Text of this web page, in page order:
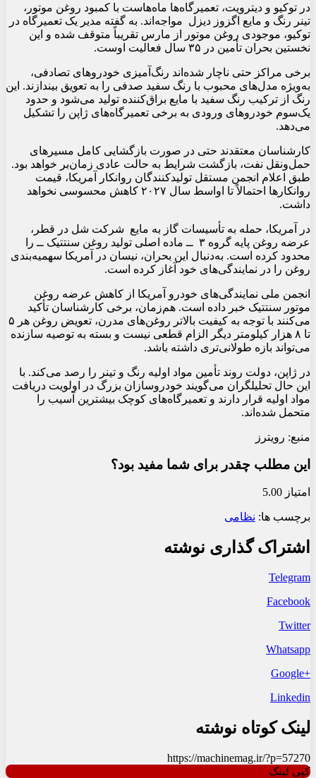
در توکیو و دیترویت، تعمیرگاه‌ها ماه‌هاست با کمبود روغن موتور،
تینر رنگ و مایع اگزوز دیزل مواجه‌اند. به گفته مدیر یک تعمیرگاه در
توکیو، موجودی روغن موتور از مارس تقریباً متوقف شده و این
نخستین بحران تأمین در ۳۵ سال فعالیت اوست.
برخی مراکز حتی ناچار شده‌اند رنگ‌آمیزی خودروهای تصادفی،
به‌ویژه مدل‌های محبوب با رنگ سفید صدفی را به تعویق بیندازند. این
رنگ از ترکیب رنگ سفید با مایع براق‌کننده تولید می‌شود و حدود
یک‌سوم خودروهای ورودی به برخی تعمیرگاه‌های ژاپن را تشکیل
می‌دهد.
کارشناسان معتقدند حتی در صورت بازگشایی کامل مسیرهای
حمل‌ونقل نفت، بازگشت شرایط به حالت عادی زمان‌بر خواهد بود.
طبق اعلام انجمن مستقل تولیدکنندگان روانکار آمریکا، قیمت
روانکارها احتمالاً تا اواسط سال ۲۰۲۷ کاهش محسوسی نخواهد
داشت.
در آمریکا، حمله به تأسیسات گاز به مایع شرکت شل در قطر،
عرضه روغن پایه گروه ۳ ــ ماده اصلی تولید روغن سنتتیک ــ را
محدود کرده است. به‌دنبال این بحران، نیسان در آمریکا سهمیه‌بندی
روغن را در نمایندگی‌های خود آغاز کرده است.
انجمن ملی نمایندگی‌های خودرو آمریکا از کاهش عرضه روغن
موتور سنتتیک خبر داده است. هم‌زمان، برخی کارشناسان تأکید
می‌کنند با توجه به کیفیت بالاتر روغن‌های مدرن، تعویض روغن هر ۵
تا ۸ هزار کیلومتر دیگر الزام قطعی نیست و بسته به توصیه سازنده
می‌تواند بازه طولانی‌تری داشته باشد.
در ژاپن، دولت روند تأمین مواد اولیه رنگ و تینر را رصد می‌کند. با
این حال تحلیلگران می‌گویند خودروسازان بزرگ در اولویت دریافت
مواد اولیه قرار دارند و تعمیرگاه‌های کوچک بیشترین آسیب را
متحمل شده‌اند.
منبع: رویترز
این مطلب چقدر برای شما مفید بود؟
امتیاز 5.00
برچسب ها: نظامی
اشتراک گذاری نوشته
Telegram
Facebook
Twitter
Whatsapp
+Google
Linkedin
لینک کوتاه نوشته
https://machinemag.ir/?p=57270
کپی لینک